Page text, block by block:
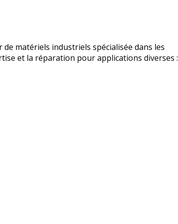
matériels industriels spécialisée dans les
et la réparation pour applications diverses :